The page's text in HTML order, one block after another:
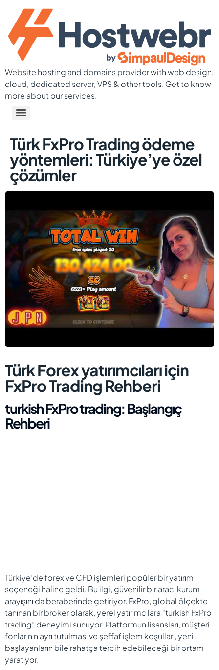
Website hosting and domains provider with web design,
cloud, dedicated server, VPS & other tools. Get to know
more about our services.
Türk FxPro Trading ödeme
yöntemleri: Türkiye’ye özel
çözümler
Türk Forex yatırımcıları için
FxPro Trading Rehberi
turkish FxPro trading: Başlangıç
Rehberi
Türkiye’de forex ve CFD işlemleri popüler bir yatırım
seçeneği haline geldi. Bu ilgi, güvenilir bir aracı kurum
arayışını da beraberinde getiriyor. FxPro, global ölçekte
tanınan bir broker olarak, yerel yatırımcılara “turkish FxPro
trading” deneyimi sunuyor. Platformun lisansları, müşteri
fonlarının ayrı tutulması ve şeffaf işlem koşulları, yeni
başlayanların bile rahatça tercih edebileceği bir ortam
yaratıyor.